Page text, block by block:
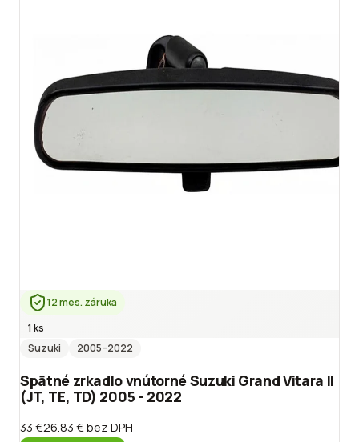
12 mes. záruka
1 ks
Suzuki
2005–2022
Spätné zrkadlo vnútorné Suzuki Grand Vitara II
(JT, TE, TD) 2005 - 2022
33 €26.83 €bez DPH